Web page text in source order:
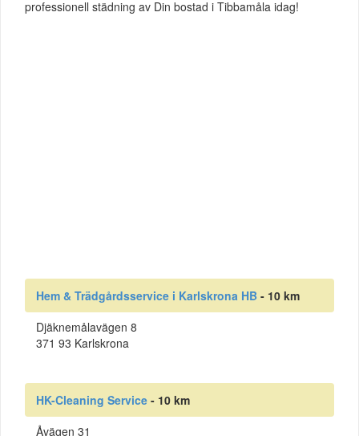
professionell städning av Din bostad i Tibbamåla idag!
Hem & Trädgårdsservice i Karlskrona HB - 10 km
Djäknemålavägen 8
371 93 Karlskrona
HK-Cleaning Service - 10 km
Åvägen 31